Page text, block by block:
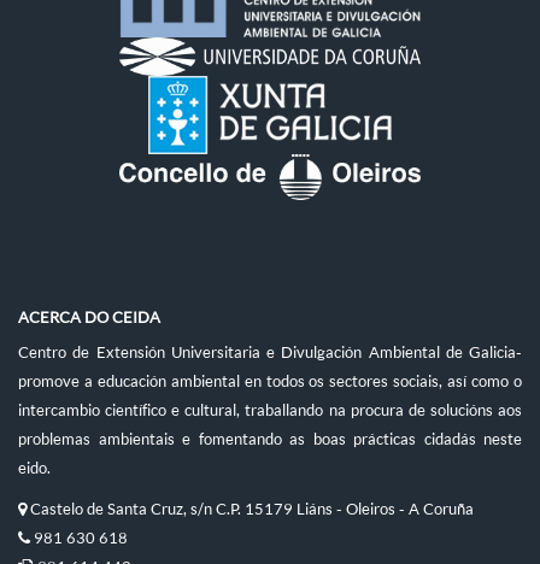
ACERCA DO CEIDA
Centro de Extensión Universitaria e Divulgación Ambiental de Galicia-
promove a educación ambiental en todos os sectores sociais, así como o
intercambio científico e cultural, traballando na procura de solucións aos
problemas ambientais e fomentando as boas prácticas cidadás neste
eido.
Castelo de Santa Cruz, s/n C.P. 15179 Liáns - Oleiros - A Coruña
981 630 618